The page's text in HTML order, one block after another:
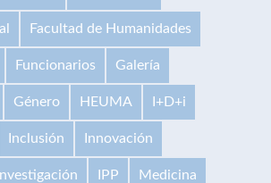
Facultad de Humanidades
Funcionarios Galería
Género HEUMA I+D+i
Inclusión Innovación
IPP Medicina